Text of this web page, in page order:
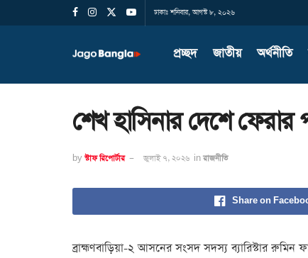
ঢাকাঃ শনিবার, আগস্ট ৮, ২০২৬
প্রচ্ছদ জাতীয় অর্থনীতি
শেখ হাসিনার দেশে
by স্টাফ রিপোর্টার জুলাই ৭, ২০২৬ in রাজনীতি
Share on
ব্রাহ্মণবাড়িয়া-২ আসনের সংসদ সদস্য ব্যারিস্টার রুমিন